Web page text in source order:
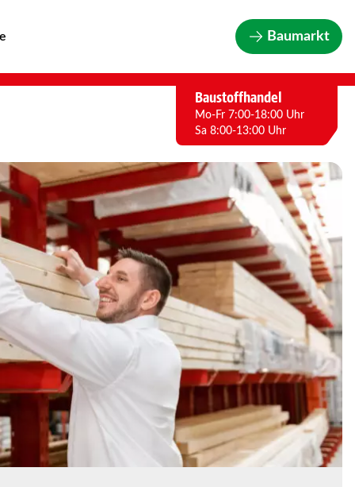
Baumarkt
Baustoffhandel
Mo-Fr 7:00-18:00 Uhr
Sa 8:00-13:00 Uhr